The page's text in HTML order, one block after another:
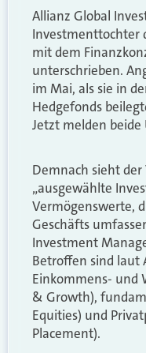
Allianz Global
Investmenttochter
mit dem
unterschrieben.
im Mai, als sie in
Hedgefonds
Jetzt melden
Demnach sieht der
„ausgewählte
Vermögenswerte,
Geschäfts
Investment
Betroffen sind laut
Einkommens- und
& Growth),
Equities) und
Placement).